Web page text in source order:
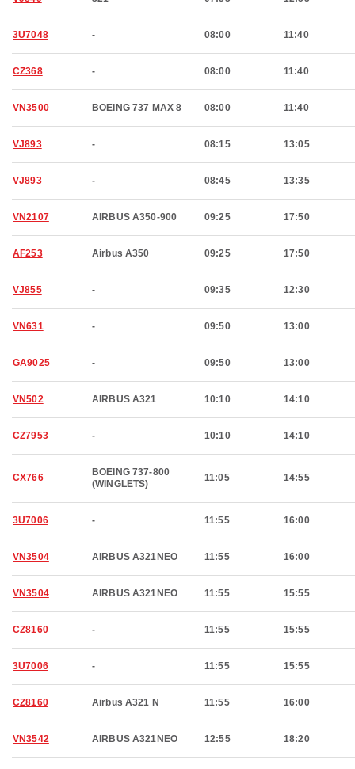
3U7048 - 08:00 11:40
CZ368 - 08:00 11:40
VN3500 BOEING 737 MAX 8 08:00 11:40
VJ893 - 08:15 13:05
VJ893 - 08:45 13:35
VN2107 AIRBUS A350-900 09:25 17:50
AF253 Airbus A350 09:25 17:50
VJ855 - 09:35 12:30
VN631 - 09:50 13:00
GA9025 - 09:50 13:00
VN502 AIRBUS A321 10:10 14:10
CZ7953 - 10:10 14:10
CX766
BOEING 737-800
(WINGLETS)
11:05 14:55
3U7006 - 11:55 16:00
VN3504 AIRBUS A321NEO 11:55 16:00
VN3504 AIRBUS A321NEO 11:55 15:55
CZ8160 - 11:55 15:55
3U7006 - 11:55 15:55
CZ8160 Airbus A321 N 11:55 16:00
VN3542 AIRBUS A321NEO 12:55 18:20